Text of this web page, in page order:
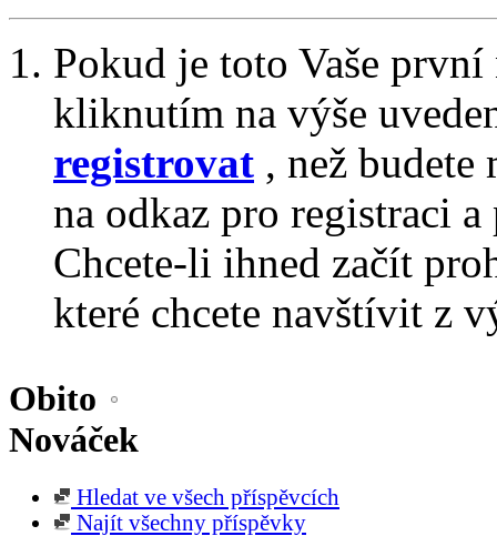
Pokud je toto Vaše
kliknutím na výše
registrovat , než
na odkaz pro registraci
Chcete-li ihned začít
které chcete navštívit z
Obito
Nováček
Hledat ve všech příspěvcích
Najít všechny příspěvky